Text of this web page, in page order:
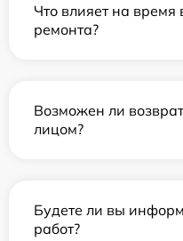
Что влияет на
ремонта?
Возможен ли
лицом?
Будете ли вы
работ?